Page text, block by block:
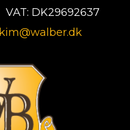
VAT: DK29692637
kim@walber.dk